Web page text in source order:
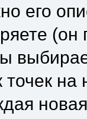
его
точек